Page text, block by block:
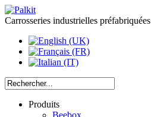
Carrosseries industrielles préfabriquées
Produits
Beebox